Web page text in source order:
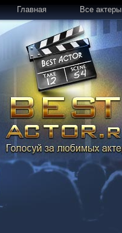
Главная Все актеры